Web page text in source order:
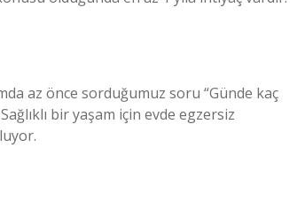
az önce sorduğumuz soru “Günde kaç
bir yaşam için evde egzersiz